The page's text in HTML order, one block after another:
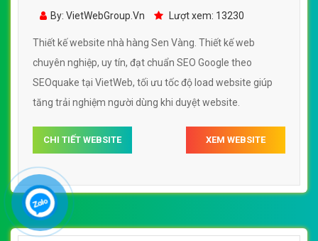
Sen Vàng đẹp, chuyên nghiệp chuẩn SEO
By: VietWebGroup.Vn Lượt xem: 13230
Thiết kế website nhà hàng Sen Vàng. Thiết kế web
chuyên nghiệp, uy tín, đạt chuẩn SEO Google theo
SEOquake tại VietWeb, tối ưu tốc độ load website giúp
tăng trải nghiệm người dùng khi duyệt website.
CHI TIẾT WEBSITE XEM WEBSITE